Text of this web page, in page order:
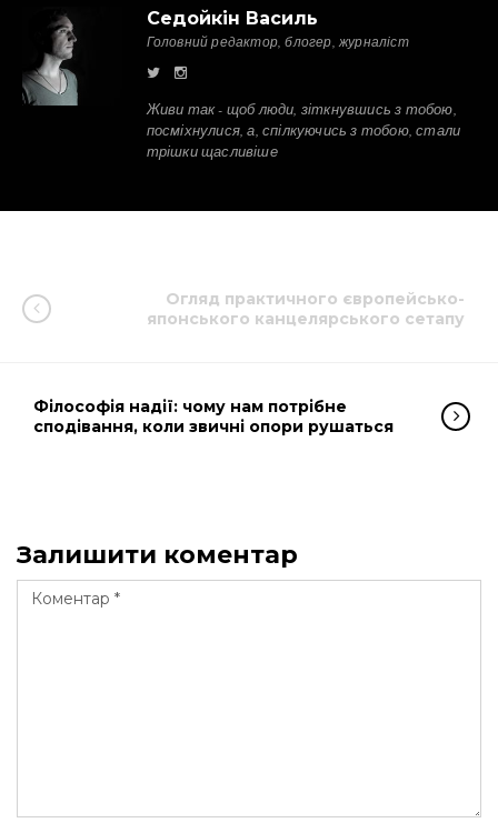
Седойкін Василь
Головний редактор, блогер, журналіст
Живи так - щоб люди, зіткнувшись з тобою,
посміхнулися, а, спілкуючись з тобою, стали
трішки щасливіше
Огляд практичного європейсько-
японського канцелярського сетапу
Філософія надії: чому нам потрібне
сподівання, коли звичні опори рушаться
Залишити коментар